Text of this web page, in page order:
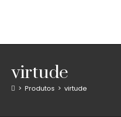
virtude
> Produtos > virtude